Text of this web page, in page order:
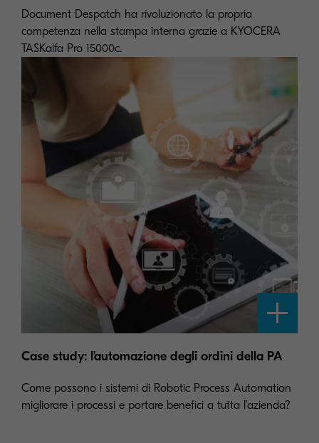
Document Despatch ha rivoluzionato la propria
competenza nella stampa interna grazie a KYOCERA
TASKalfa Pro 15000c.
Case study: l’automazione degli ordini della PA
Come possono i sistemi di Robotic Process Automation
migliorare i processi e portare benefici a tutta l’azienda?